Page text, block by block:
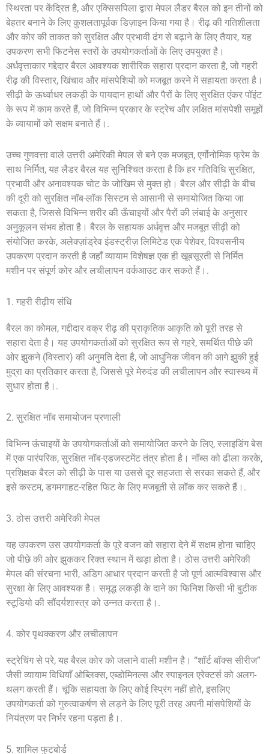
स्थिरता पर केंद्रित है, और एक्सिसपिला द्वारा मेपल लैडर बैरल को इन तीनों को
बेहतर बनाने के लिए कुशलतापूर्वक डिज़ाइन किया गया है। रीढ़ की गतिशीलता
और कोर की ताकत को सुरक्षित और प्रभावी ढंग से बढ़ाने के लिए तैयार, यह
उपकरण सभी फिटनेस स्तरों के उपयोगकर्ताओं के लिए उपयुक्त है।
अर्धवृत्ताकार गद्देदार बैरल आवश्यक शारीरिक सहारा प्रदान करता है, जो गहरी
रीढ़ की विस्तार, खिंचाव और मांसपेशियों को मजबूत करने में सहायता करता है।
सीढ़ी के ऊर्ध्वाधर लकड़ी के पायदान हाथों और पैरों के लिए सुरक्षित एंकर पॉइंट
के रूप में काम करते हैं, जो विभिन्न प्रकार के स्ट्रेच और लक्षित मांसपेशी समूहों
के व्यायामों को सक्षम बनाते हैं।.
उच्च गुणवत्ता वाले उत्तरी अमेरिकी मेपल से बने एक मजबूत, एर्गोनोमिक फ्रेम के
साथ निर्मित, यह लैडर बैरल यह सुनिश्चित करता है कि हर गतिविधि सुरक्षित,
प्रभावी और अनावश्यक चोट के जोखिम से मुक्त हो। बैरल और सीढ़ी के बीच
की दूरी को सुरक्षित नॉब-लॉक सिस्टम से आसानी से समायोजित किया जा
सकता है, जिससे विभिन्न शरीर की ऊँचाइयों और पैरों की लंबाई के अनुसार
अनुकूलन संभव होता है। बैरल के सहायक अर्धवृत्त और मजबूत सीढ़ी को
संयोजित करके, अलेक्ज़ांड्रेव इंडस्ट्रीज़ लिमिटेड एक पेशेवर, विश्वसनीय
उपकरण प्रदान करती है जहाँ व्यायाम विशेषज्ञ एक ही खूबसूरती से निर्मित
मशीन पर संपूर्ण कोर और लचीलापन वर्कआउट कर सकते हैं।.
1. गहरी रीढ़ीय संधि
बैरल का कोमल, गद्दीदार वक्र रीढ़ की प्राकृतिक आकृति को पूरी तरह से
सहारा देता है। यह उपयोगकर्ताओं को सुरक्षित रूप से गहरे, समर्थित पीछे की
ओर झुकने (विस्तार) की अनुमति देता है, जो आधुनिक जीवन की आगे झुकी हुई
मुद्रा का प्रतिकार करता है, जिससे पूरे मेरुदंड की लचीलापन और स्वास्थ्य में
सुधार होता है।.
2. सुरक्षित नॉब समायोजन प्रणाली
विभिन्न ऊंचाइयों के उपयोगकर्ताओं को समायोजित करने के लिए, स्लाइडिंग बेस
में एक पारंपरिक, सुरक्षित नॉब-एडजस्टमेंट तंत्र होता है। नॉब्स को ढीला करके,
प्रशिक्षक बैरल को सीढ़ी के पास या उससे दूर सहजता से सरका सकते हैं, और
इसे कस्टम, डगमगाहट-रहित फिट के लिए मजबूती से लॉक कर सकते हैं।.
3. ठोस उत्तरी अमेरिकी मेपल
यह उपकरण उस उपयोगकर्ता के पूरे वजन को सहारा देने में सक्षम होना चाहिए
जो पीछे की ओर झुककर रिक्त स्थान में खड़ा होता है। ठोस उत्तरी अमेरिकी
मेपल की संरचना भारी, अडिग आधार प्रदान करती है जो पूर्ण आत्मविश्वास और
सुरक्षा के लिए आवश्यक है। समृद्ध लकड़ी के दाने का फिनिश किसी भी बुटीक
स्टूडियो की सौंदर्यशास्त्र को उन्नत करता है।.
4. कोर पृथक्करण और लचीलापन
स्ट्रेचिंग से परे, यह बैरल कोर को जलाने वाली मशीन है। “शॉर्ट बॉक्स सीरीज”
जैसी व्यायाम विधियाँ ओब्लिक्स, एब्डोमिनल्स और स्पाइनल एरेक्टर्स को अलग-
थलग करती हैं। चूंकि सहायता के लिए कोई स्प्रिंग नहीं होते, इसलिए
उपयोगकर्ता को गुरुत्वाकर्षण से लड़ने के लिए पूरी तरह अपनी मांसपेशियों के
नियंत्रण पर निर्भर रहना पड़ता है।.
5. शामिल फुटबोर्ड